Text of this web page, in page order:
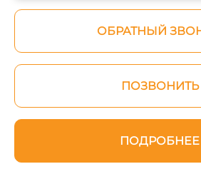
ОБРАТНЫЙ
ПОЗВОНИТЬ
ПОДРОБНЕЕ